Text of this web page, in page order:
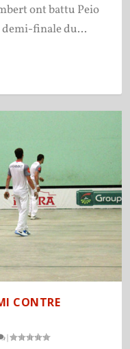
ont battu Peio
finale du...
CONTRE
|